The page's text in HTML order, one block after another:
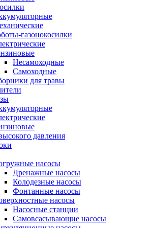
газонокосилки
Несамоходные
Самоходные
для травы
давления
насосы
Дренажные насосы
Колодезные насосы
Фонтанные насосы
насосы
Насосные станции
Самовсасывающие насосы